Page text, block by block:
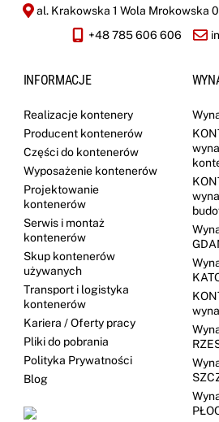
al. Krakowska 1 Wola Mrokowska
+48 785 606 606
INFORMACJE
Realizacje kontenery
Producent kontenerów
Części do kontenerów
Wyposażenie kontenerów
Projektowanie
kontenerów
Serwis i montaż
kontenerów
Skup kontenerów
używanych
Transport i logistyka
kontenerów
Kariera / Oferty pracy
Pliki do pobrania
Polityka Prywatności
Blog